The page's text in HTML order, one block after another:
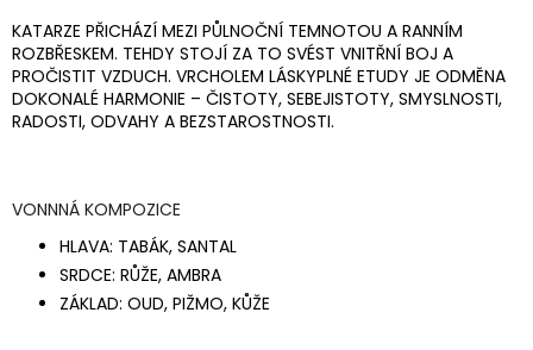
KATARZE PŘICHÁZÍ MEZI PŮLNOČNÍ TEMNOTOU A RANNÍM
ROZBŘESKEM. TEHDY STOJÍ ZA TO SVÉST VNITŘNÍ BOJ A
PROČISTIT VZDUCH. VRCHOLEM LÁSKYPLNÉ ETUDY JE ODMĚNA
DOKONALÉ HARMONIE – ČISTOTY, SEBEJISTOTY, SMYSLNOSTI,
RADOSTI, ODVAHY A BEZSTAROSTNOSTI.
VONNNÁ KOMPOZICE
HLAVA: TABÁK, SANTAL
SRDCE: RŮŽE, AMBRA
ZÁKLAD: OUD, PIŽMO, KŮŽE